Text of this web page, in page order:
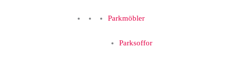
Parkmöbler
Parksoffor